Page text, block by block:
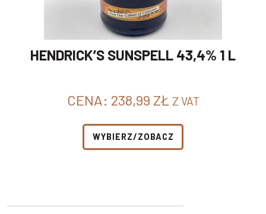
HENDRICK’S SUNSPELL 43,4% 1 L
CENA: 238,99 ZŁ Z VAT
WYBIERZ/ZOBACZ